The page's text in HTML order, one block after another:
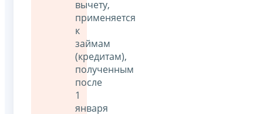
вычету,
применяется
к
займам
(кредитам),
полученным
после
1
января